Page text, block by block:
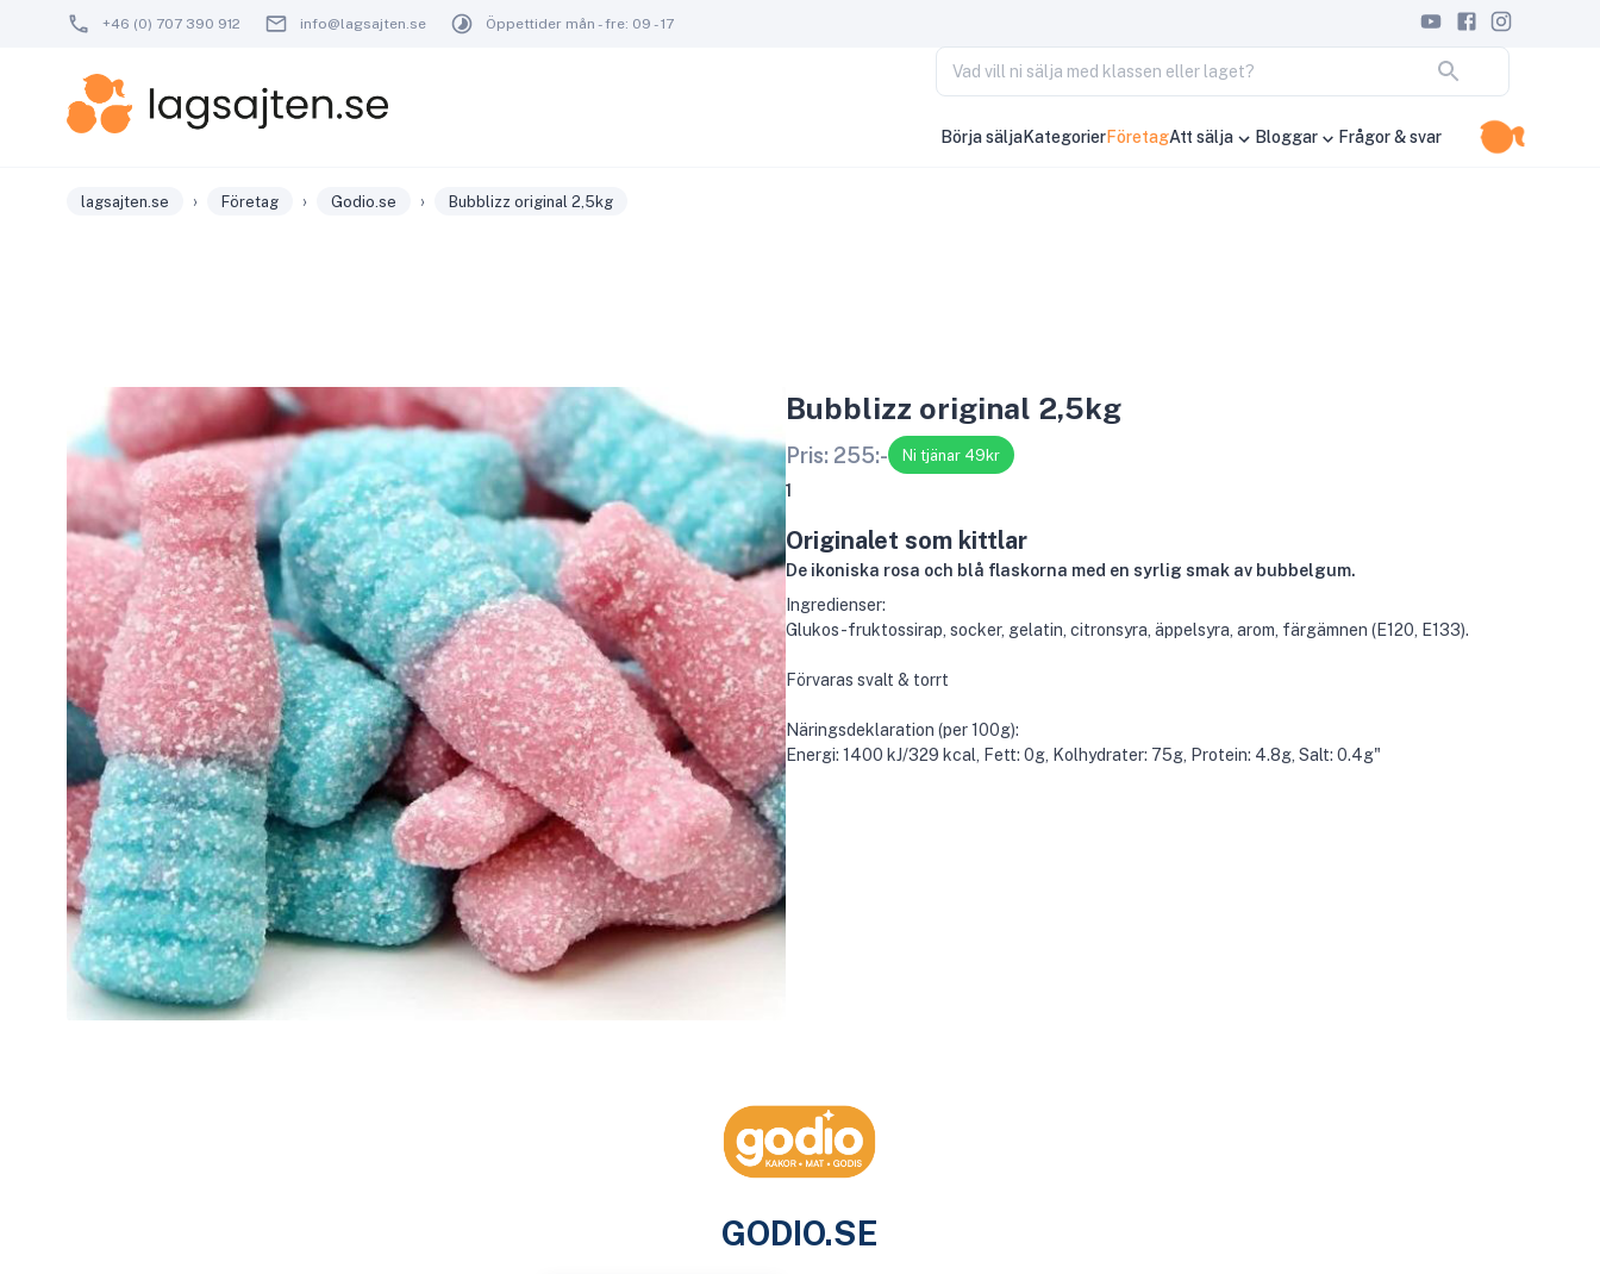
+46 (0) 707 390 912 info@lagsajten.se Öppettider mån - fre: 09 - 17
Vad vill ni sälja med klassen eller laget?
Börja säljaKategorierFöretagAtt sälja Bloggar Frågor & svar
lagsajten.se › Företag › Godio.se › Bubblizz original 2,5kg
Bubblizz original 2,5kg
Pris: 255:- Ni tjänar 49kr
1
Originalet som kittlar
De ikoniska rosa och blå flaskorna med en syrlig smak av bubbelgum.
Ingredienser:
Glukos-fruktossirap, socker, gelatin, citronsyra, äppelsyra, arom, färgämnen (E120, E133).
Förvaras svalt & torrt
Näringsdeklaration (per 100g):
Energi: 1400 kJ/329 kcal, Fett: 0g, Kolhydrater: 75g, Protein: 4.8g, Salt: 0.4g"
GODIO.SE